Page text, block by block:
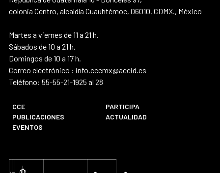
colonia Centro, alcaldía Cuauhtémoc, 06010, CDMX., México
Martes a viernes de 11 a 21 h.
Sábados de 10 a 21 h.
Domingos de 10 a 17 h.
Correo electrónico : info.ccemx@aecid.es
Teléfono: 55-55-21-1925 al 28
CCE
PARTICIPA
PUBLICACIONES
ACTUALIDAD
EVENTOS